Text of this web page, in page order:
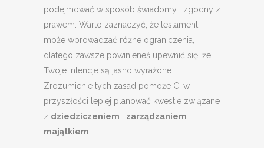
podejmować w sposób świadomy i zgodny z
prawem. Warto zaznaczyć, że testament
może wprowadzać różne ograniczenia,
dlatego zawsze powinieneś upewnić się, że
Twoje intencje są jasno wyrażone.
Zrozumienie tych zasad pomoże Ci w
przyszłości lepiej planować kwestie związane
z dziedziczeniem i zarządzaniem
majątkiem.